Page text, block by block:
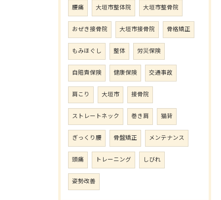
腰痛 大垣市整体院 大垣市整骨院
おぜき接骨院 大垣市接骨院 骨格矯正
もみほぐし 整体 労災保険
自賠責保険 健康保険 交通事故
肩こり 大垣市 接骨院
ストレートネック 巻き肩 猫背
ぎっくり腰 骨盤矯正 メンテナンス
頭痛 トレーニング しびれ
姿勢改善